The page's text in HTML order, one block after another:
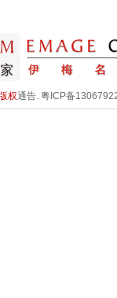
权通告. 粤ICP备